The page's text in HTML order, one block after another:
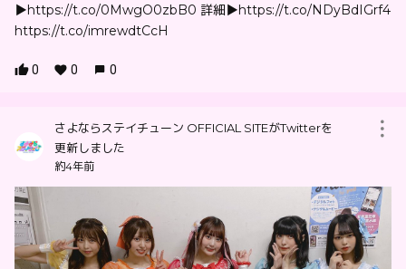
▶︎https://t.co/0MwgO0zbB0 詳細▶︎https://t.co/NDyBdIGrf4
https://t.co/imrewdtCcH
0 0 0
さよならステイチューン OFFICIAL SITEがTwitterを
更新しました
約4年前